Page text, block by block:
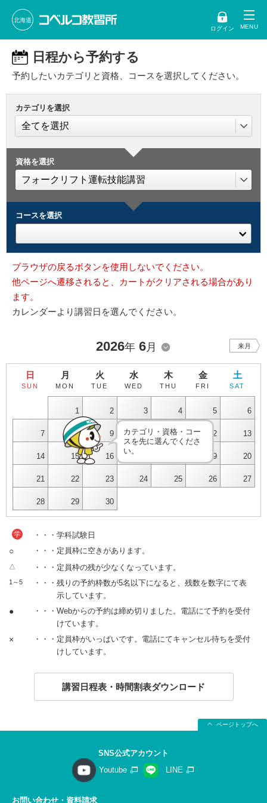
北海道
ログイン
日程から予約する
予約したいカテゴリと資格、コースを選択してください。
カテゴリを選択
資格を選択
コースを選択
ブラウザの戻るボタンを使用しないでください。
他ページへ遷移されると、カートがクリアされる場合があり
ます。
カレンダーより講習日を選んでください。
2026年 6月 来月
日
SUN
月
MON
火
TUE
水
WED
木
THU
金
FRI
土
SAT
1 2 3 4 5 6
7 8 9 10 11 12 13
14 15 16 19 20
21 22 23 24 25 26 27
28 29 30
カテゴリ・資格・コー
スを先に選んでくださ
い。
学 ・・・学科試験日
○ ・・・定員枠に空きがあります。
△ ・・・定員枠の残が少なくなっています。
1～5
・・・残りの予約枠数が5名以下になると、残数を数字にて表
示しています。
●
・・・Webからの予約は締め切りました。電話にて予約を受付
けています。
×
・・・定員枠がいっぱいです。電話にてキャンセル待ちを受付
けしています。
講習日程表・時間割表ダウンロード
ページトップへ
SNS公式アカウント
Youtube
LINE
お問い合わせ・資料請求